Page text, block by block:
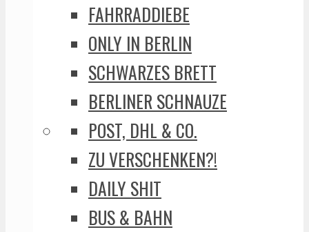
FAHRRADDIEBE
ONLY IN BERLIN
SCHWARZES BRETT
BERLINER SCHNAUZE
POST, DHL & CO.
ZU VERSCHENKEN?!
DAILY SHIT
BUS & BAHN